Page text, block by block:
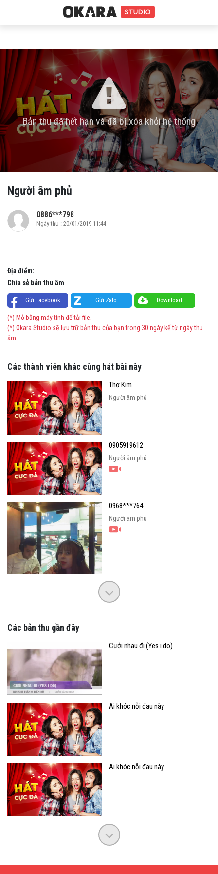
Bản thu đã hết hạn và đã bị xóa khỏi hệ thống
Người âm phủ
0886***798
Ngày thu : 20/01/2019 11:44
Địa điểm:
Chia sẻ bản thu âm
Gửi Facebook Gửi Zalo Download
(*) Mở bằng máy tính để tải file.
(*) Okara Studio sẽ lưu trữ bản thu của bạn trong 30 ngày kể từ ngày thu
âm.
Các thành viên khác cùng hát bài này
Thơ Kim
Người âm phủ
0905919612
Người âm phủ
0968***764
Người âm phủ
Các bản thu gần đây
Cưới nhau đi (Yes i do)
Ai khóc nỗi đau này
Ai khóc nỗi đau này